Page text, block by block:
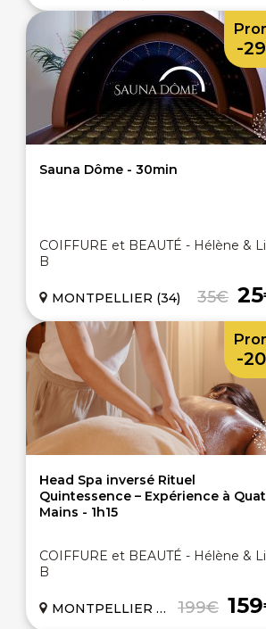
Sauna Dôme - 30min
COIFFURE et BEAUTÉ - Hélène &
B
35€
MONTPELLIER (34)
-
Head Spa inversé Rituel
Quintessence – Expérience à
Mains - 1h15
COIFFURE et BEAUTÉ - Hélène &
B
199€
MONTPELLIER (34)
-